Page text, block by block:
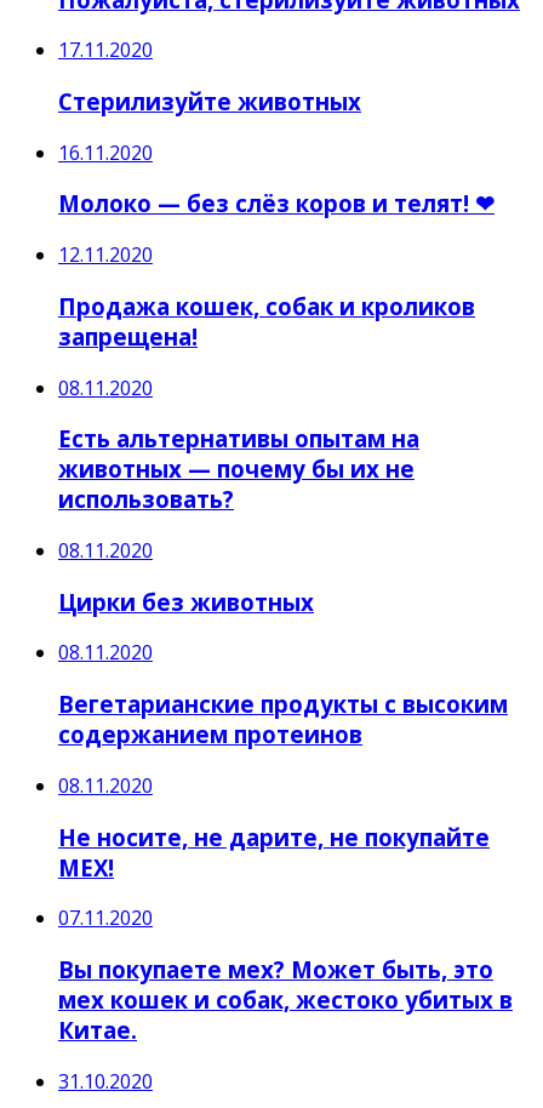
17.11.2020
Стерилизуйте животных
16.11.2020
Молоко — без слёз коров и телят! ❤
12.11.2020
Продажа кошек, собак и кроликов
запрещена!
08.11.2020
Есть альтернативы опытам на
животных — почему бы их не
использовать?
08.11.2020
Цирки без животных
08.11.2020
Вегетарианские продукты с высоким
содержанием протеинов
08.11.2020
Не носите, не дарите, не покупайте
МЕХ!
07.11.2020
Вы покупаете мех? Может быть, это
мех кошек и собак, жестоко убитых в
Китае.
31.10.2020